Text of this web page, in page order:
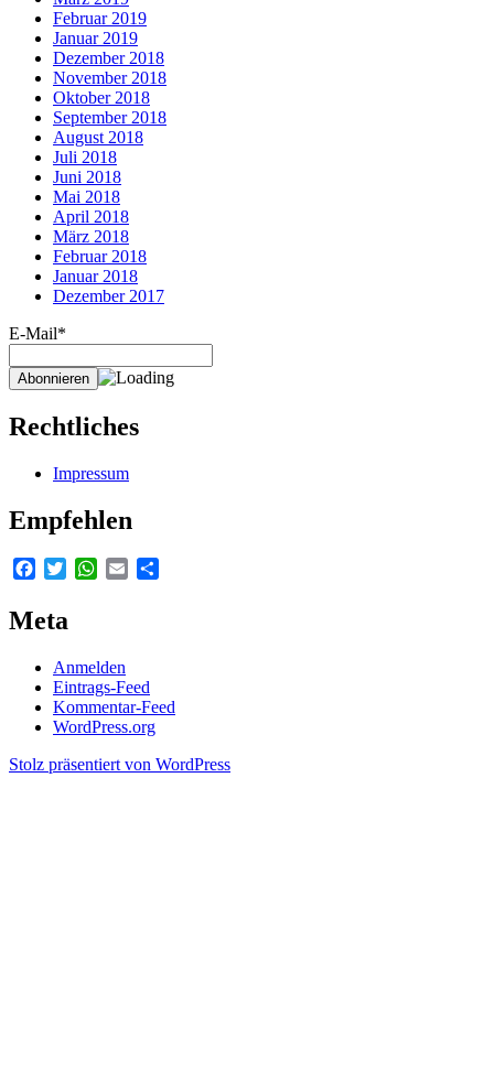
Februar 2019
Januar 2019
Dezember 2018
November 2018
Oktober 2018
September 2018
August 2018
Juli 2018
Juni 2018
Mai 2018
April 2018
März 2018
Februar 2018
Januar 2018
Dezember 2017
E-Mail*
Rechtliches
Impressum
Empfehlen
FacebookTwitterWhatsApp
Email
Meta
Anmelden
Eintrags-Feed
Kommentar-Feed
WordPress.org
Stolz präsentiert von WordPress